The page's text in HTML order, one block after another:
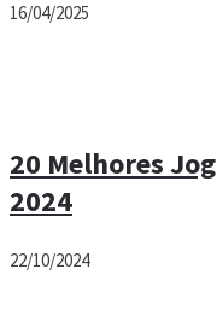
16/04/2025
20 Melhores
2024
22/10/2024